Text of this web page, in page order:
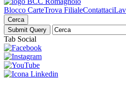
Blocco CarteTrova FilialeContattaci
Cerca
Tab Social